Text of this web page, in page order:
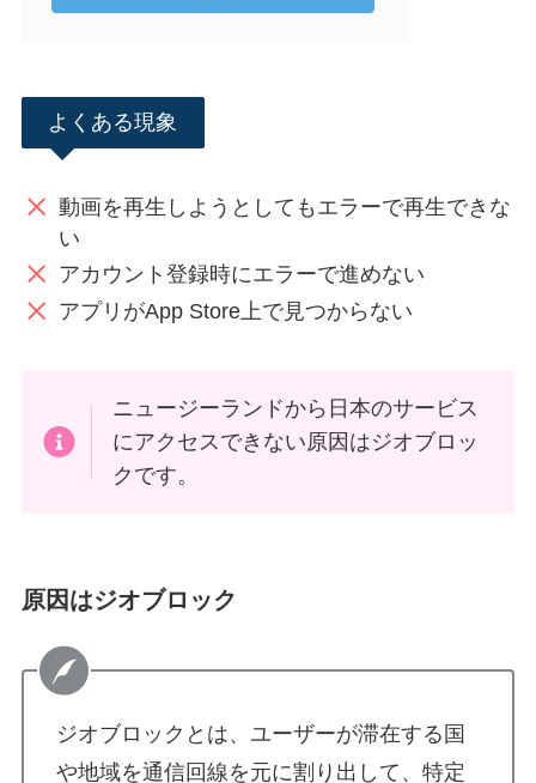
よくある現象
動画を再生しようとしてもエラーで再生できな
い
アカウント登録時にエラーで進めない
アプリがApp Store上で見つからない
ニュージーランドから日本のサービス
にアクセスできない原因はジオブロッ
クです。
原因はジオブロック
ジオブロックとは、ユーザーが滞在する国
や地域を通信回線を元に割り出して、特定